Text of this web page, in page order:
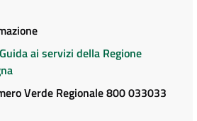
ai servizi della Regione
Verde Regionale 800 033033